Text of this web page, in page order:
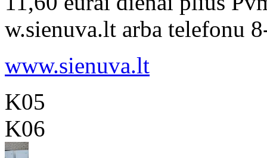
w.sienuva.lt arba telefonu
www.sienuva.lt
K05
K06